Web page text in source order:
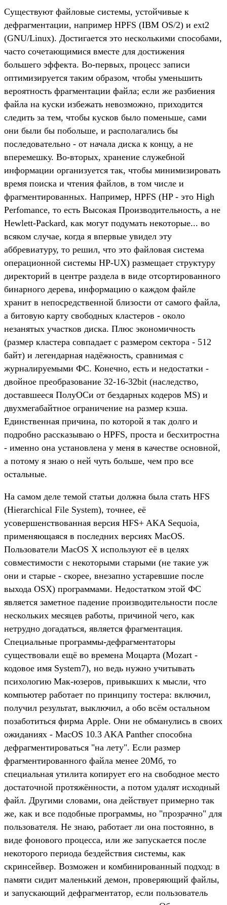
Существуют файловые системы, устойчивые к
дефрагментации, например HPFS (IBM OS/2) и ext2
(GNU/Linux). Достигается это несколькими способами,
часто сочетающимися вместе для достижения
большего эффекта. Во-первых, процесс записи
оптимизируется таким образом, чтобы уменьшить
вероятность фрагментации файла; если же разбиения
файла на куски избежать невозможно, приходится
следить за тем, чтобы кусков было поменьше, сами
они были бы побольше, и располагались бы
последовательно - от начала диска к концу, а не
вперемешку. Во-вторых, хранение служебной
информации организуется так, чтобы минимизировать
время поиска и чтения файлов, в том числе и
фрагментированных. Например, HPFS (HP - это High
Perfomance, то есть Высокая Производительность, а не
Hewlett-Packard, как могут подумать некоторые... во
всяком случае, когда я впервые увидел эту
аббревиатуру, то решил, что это файловая система
операционной системы HP-UX) размещает структуру
директорий в центре раздела в виде отсортированного
бинарного дерева, информацию о каждом файле
хранит в непосредственной близости от самого файла,
а битовую карту свободных кластеров - около
незанятых участков диска. Плюс экономичность
(размер кластера совпадает с размером сектора - 512
байт) и легендарная надёжность, сравнимая с
журналируемыми ФС. Конечно, есть и недостатки -
двойное преобразование 32-16-32bit (наследство,
доставшееся ПолуОСи от бездарных кодеров MS) и
двухмегабайтное ограничение на размер кэша.
Единственная причина, по которой я так долго и
подробно рассказываю о HPFS, проста и бесхитростна
- именно она установлена у меня в качестве основной,
а потому я знаю о ней чуть больше, чем про все
остальные.
На самом деле темой статьи должна была стать HFS
(Hierarchical File System), точнее, её
усовершенствованная версия HFS+ AKA Sequoia,
применяющаяся в последних версиях MacOS.
Пользователи MacOS X используют её в целях
совместимости с некоторыми старыми (не такие уж
они и старые - скорее, внезапно устаревшие после
выхода OSX) программами. Недостатком этой ФС
является заметное падение производительности после
нескольких месяцев работы, причиной чего, как
нетрудно догадаться, является фрагментация.
Специальные программы-дефрагментаторы
существовали ещё во времена Моцарта (Mozart -
кодовое имя System7), но ведь нужно учитывать
психологию Мак-юзеров, привыкших к мысли, что
компьютер работает по принципу тостера: включил,
получил результат, выключил, а обо всём остальном
позаботиться фирма Apple. Они не обманулись в своих
ожиданиях - MacOS 10.3 AKA Panther способна
дефрагментироваться "на лету". Если размер
фрагментированного файла менее 20Мб, то
специальная утилита копирует его на свободное место
достаточной протяжённости, а потом удалят исходный
файл. Другими словами, она действует примерно так
же, как и все подобные программы, но "прозрачно" для
пользователя. Не знаю, работает ли она постоянно, в
виде фонового процесса, или же запускается после
некоторого периода бездействия системы, как
скринсейвер. Возможен и комбинированный подход: в
памяти сидит маленький демон, проверяющий файлы,
и запускающий дефрагментатор, если пользователь